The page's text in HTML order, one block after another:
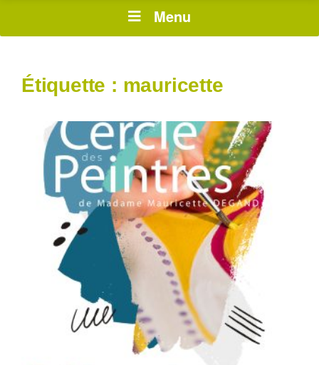
Menu
Étiquette : mauricette